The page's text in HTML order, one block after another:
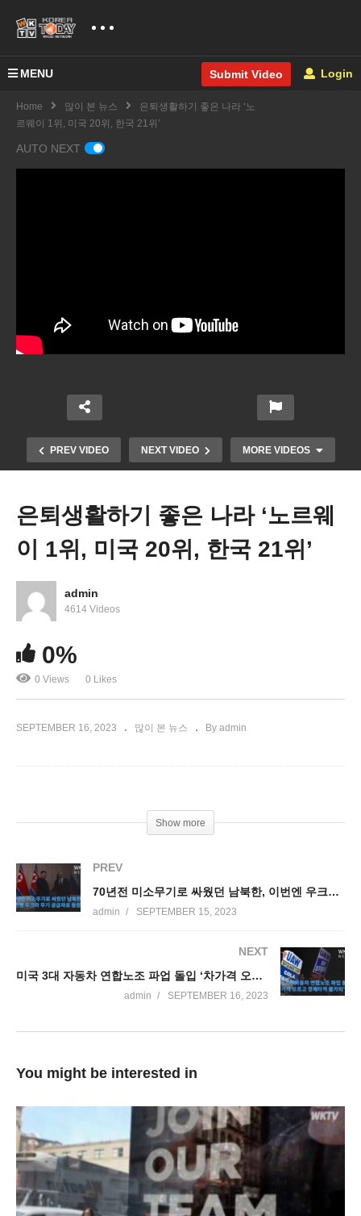
MENU Submit Video Login
Home 많이 본 뉴스
은퇴생활하기 좋은 나라 ‘노
르웨이 1위, 미국 20위, 한국 21위’
AUTO NEXT
PREV VIDEO NEXT VIDEO MORE VIDEOS
판매가 대부분 차지’
은퇴생활하기 좋은 나라 ‘노르웨
이 1위, 미국 20위, 한국 21위’
admin
4614 Videos
0%
0 Views 0 Likes
SEPTEMBER 16, 2023 많이 본 뉴스 By admin
Show more
PREV
70년전 미소무기로 싸웠던 남북한, 이번엔 우크라 무기 공급자로 등장
admin SEPTEMBER 15, 2023
NEXT
미국 3대 자동차 연합노조 파업 돌입 ‘차가격 오르고 경제타격 불가피’
admin SEPTEMBER 16, 2023
You might be interested in